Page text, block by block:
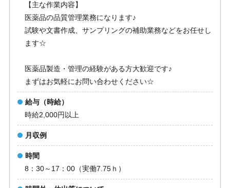
【主な作業内容】
医薬品の品質管理業務になります♪
試験や文書作成、サンプリングの補助業務などをお任せし
ます☆
医薬品製造・管理の経験がある方大歓迎です♪
まずはお気軽にお問い合わせください☆
給与（時給）
時給2,000円以上
月収例
時間
8：30～17：00（実働7.75ｈ）